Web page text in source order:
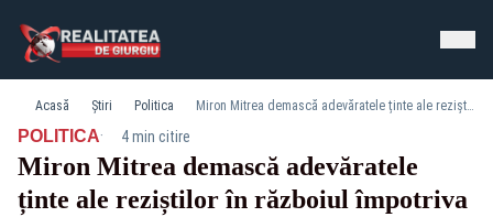
Acasă Știri Politica Miron Mitrea demască adevăratele ținte ale reziștilor în războiul împotriva justiției. „Au fost scoase de la naftalină acele organizați plătite de USAID și Soros”
POLITICA· 4 min citire
Miron Mitrea demască adevăratele
ținte ale reziștilor în războiul împotriva